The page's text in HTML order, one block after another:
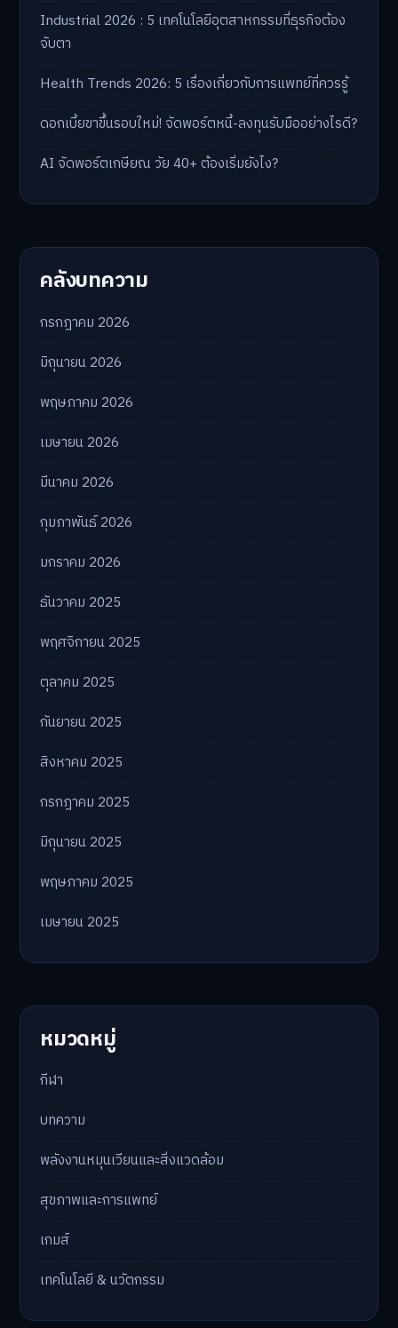
Industrial 2026 : 5 เทคโนโลยีอุตสาหกรรมที่ธุรกิจต้อง
จับตา
Health Trends 2026: 5 เรื่องเกี่ยวกับการแพทย์ที่ควรรู้
ดอกเบี้ยขาขึ้นรอบใหม่! จัดพอร์ตหนี้-ลงทุนรับมืออย่างไรดี?
AI จัดพอร์ตเกษียณ วัย 40+ ต้องเริ่มยังไง?
คลังบทความ
กรกฎาคม 2026
มิถุนายน 2026
พฤษภาคม 2026
เมษายน 2026
มีนาคม 2026
กุมภาพันธ์ 2026
มกราคม 2026
ธันวาคม 2025
พฤศจิกายน 2025
ตุลาคม 2025
กันยายน 2025
สิงหาคม 2025
กรกฎาคม 2025
มิถุนายน 2025
พฤษภาคม 2025
เมษายน 2025
หมวดหมู่
กีฬา
บทความ
พลังงานหมุนเวียนและสิ่งแวดล้อม
สุขภาพและการแพทย์
เกมส์
เทคโนโลยี & นวัตกรรม